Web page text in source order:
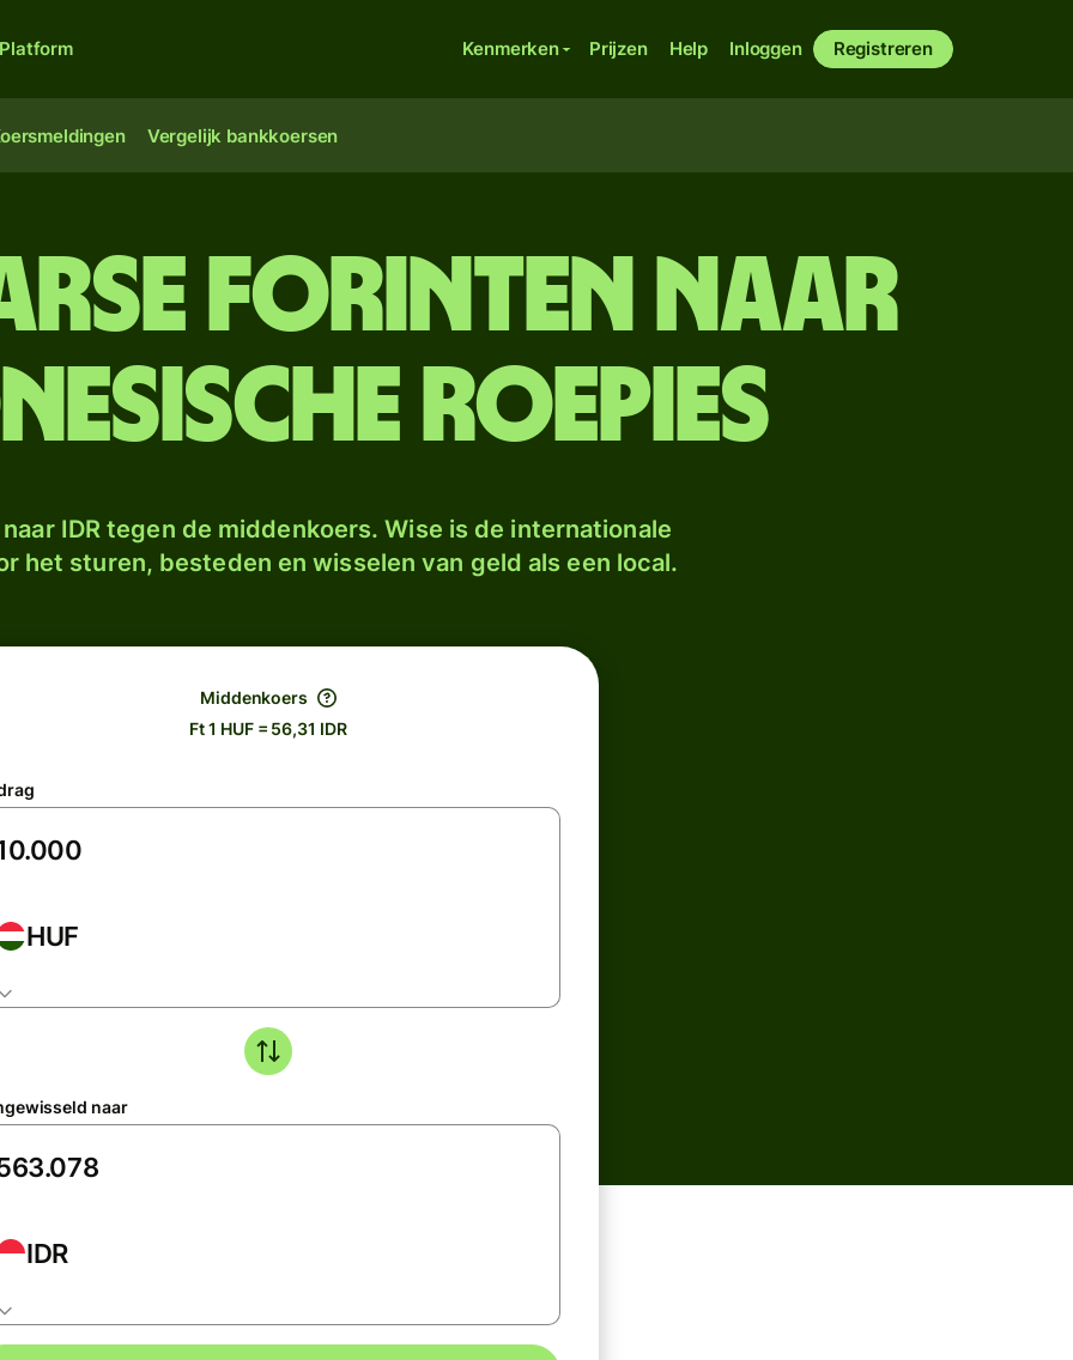
Platform Kenmerken Prijzen Help Inloggen Registreren
Vergelijk bankkoersen
forinten naar
roepies
IDR tegen de middenkoers. Wise is de internationale
het sturen, besteden en wisselen van geld als een local.
Middenkoers
Ft 1 HUF = 56,31 IDR
HUF
naar
IDR